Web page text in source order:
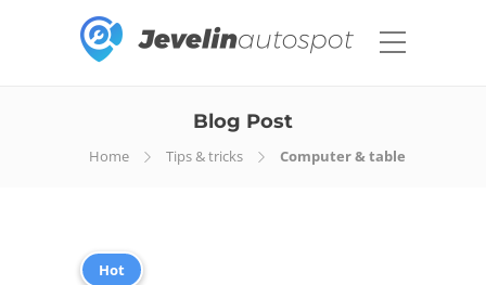
Blog Post
Home Tips & tricks Computer & table
Hot